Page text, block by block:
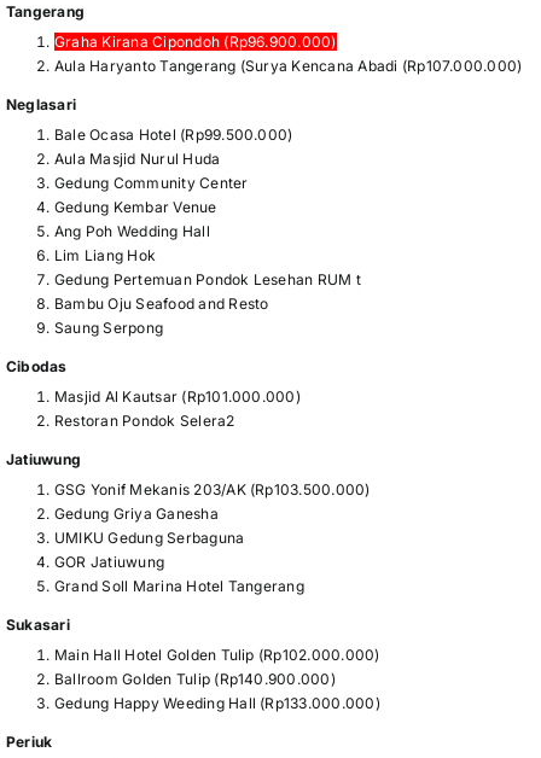
Tangerang
Graha Kirana Cipondoh (Rp96.900.000)
Aula Haryanto Tangerang (Surya Kencana Abadi (Rp107.000.000)
Neglasari
Bale Ocasa Hotel (Rp99.500.000)
Aula Masjid Nurul Huda
Gedung Community Center
Gedung Kembar Venue
Ang Poh Wedding Hall
Lim Liang Hok
Gedung Pertemuan Pondok Lesehan RUM t
Bambu Oju Seafood and Resto
Saung Serpong
Cibodas
Masjid Al Kautsar (Rp101.000.000)
Restoran Pondok Selera2
Jatiuwung
GSG Yonif Mekanis 203/AK (Rp103.500.000)
Gedung Griya Ganesha
UMIKU Gedung Serbaguna
GOR Jatiuwung
Grand Soll Marina Hotel Tangerang
Sukasari
Main Hall Hotel Golden Tulip (Rp102.000.000)
Ballroom Golden Tulip (Rp140.900.000)
Gedung Happy Weeding Hall (Rp133.000.000)
Periuk